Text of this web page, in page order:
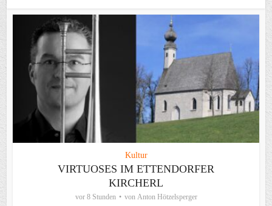
Kultur
VIRTUOSES IM ETTENDORFER
KIRCHERL
vor 8 Stunden von Anton Hötzelsperger